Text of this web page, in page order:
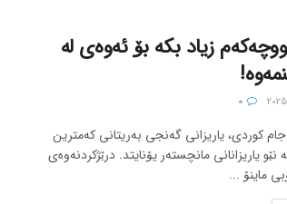
زیاد بکە بۆ ئەوەی لە
کوردی، یاریزانی گەنجی بەریتانی کەمترین
یاریزانانی مانچستەر یۆنایتد. درێژکردنەوەی
ماینۆ ...